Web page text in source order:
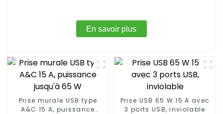
En savoir plus
Prise murale USB type
A&C 15 A, puissance
Prise USB 65 W 15 A avec
3 ports USB, inviolable